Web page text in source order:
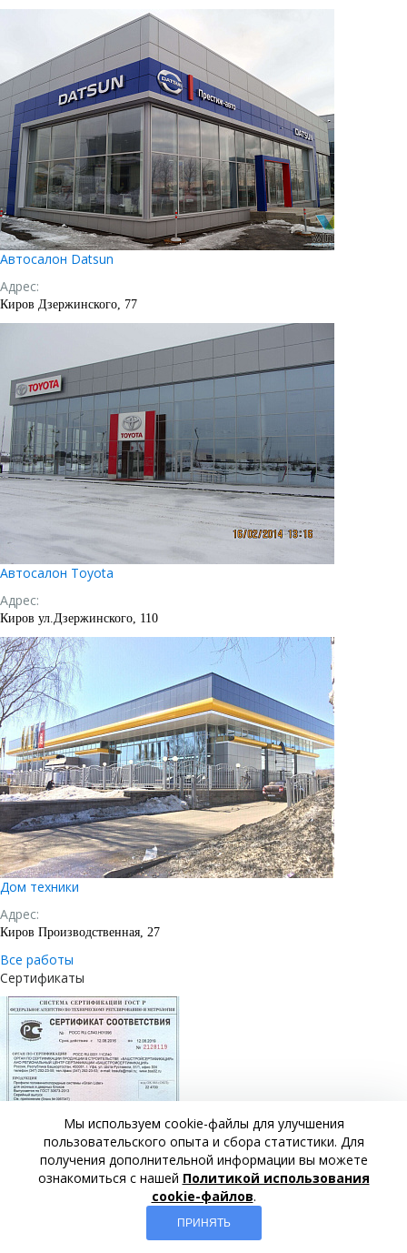
Автосалон Datsun
Адрес:
Киров Дзержинского, 77
Автосалон Toyota
Адрес:
Киров ул.Дзержинского, 110
Дом техники
Адрес:
Киров Производственная, 27
Все работы
Сертификаты
Мы используем cookie-файлы для улучшения
пользовательского опыта и сбора статистики. Для
получения дополнительной информации вы можете
ознакомиться с нашей Политикой использования
cookie-файлов.
ПРИНЯТЬ